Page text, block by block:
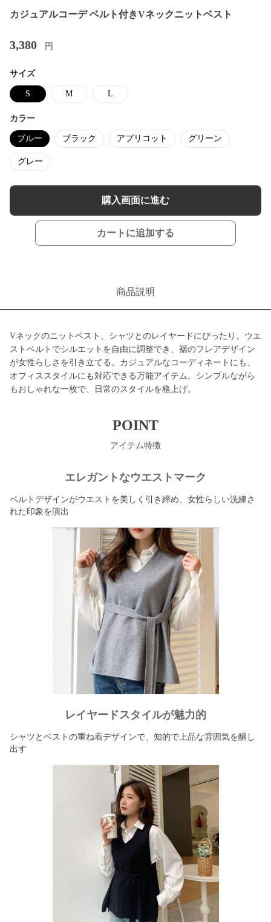
カジュアルコーデ ベルト付きVネックニットベスト
3,380 円
サイズ
S M L
カラー
ブルー ブラック アプリコット グリーン
グレー
購入画面に進む
カートに追加する
商品説明
Vネックのニットベスト、シャツとのレイヤードにぴったり。ウエ
ストベルトでシルエットを自由に調整でき、裾のフレアデザイン
が女性らしさを引き立てる。カジュアルなコーディネートにも、
オフィススタイルにも対応できる万能アイテム。シンプルながら
もおしゃれな一枚で、日常のスタイルを格上げ。
POINT
アイテム特徴
エレガントなウエストマーク
ベルトデザインがウエストを美しく引き締め、女性らしい洗練さ
れた印象を演出
レイヤードスタイルが魅力的
シャツとベストの重ね着デザインで、知的で上品な雰囲気を醸し
出す